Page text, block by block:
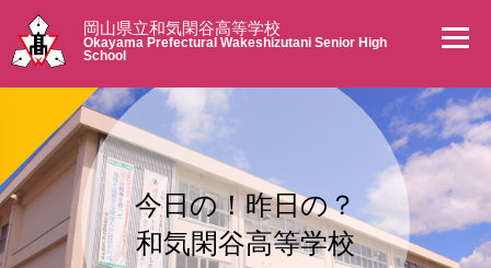
岡山県立和気閑谷高等学校
Okayama Prefectural Wakeshizutani Senior High
School
今日の！昨日の？
和気閑谷高等学校